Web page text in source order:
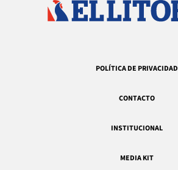
POLÍTICA DE PRIVACIDAD
CONTACTO
INSTITUCIONAL
MEDIA KIT